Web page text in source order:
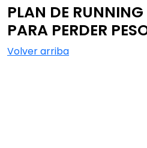
PLAN DE
PARA PERDER
Volver arriba